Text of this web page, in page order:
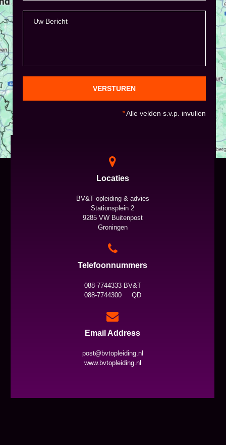
VERSTUREN
*Alle velden s.v.p. invullen
Locaties
BV&T opleiding & advies
Stationsplein 2
9285 VW Buitenpost
Groningen
Telefoonnummers
088-7744333 BV&T
088-7744300 QD
Email Address
post@bvtopleiding.nl
www.bvtopleiding.nl